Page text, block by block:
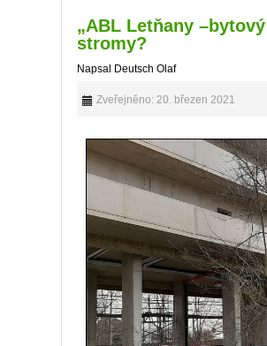
„ABL Letňany
stromy?
Napsal Deutsch Olaf
Zveřejněno: 20. březen 2021